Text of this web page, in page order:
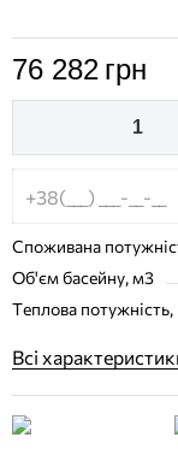
76 282 грн
Споживана
Об'єм басейну, м3
Теплова потужність,
Всі